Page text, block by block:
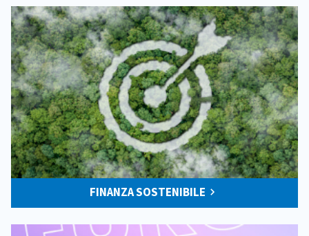
FINANZA SOSTENIBILE